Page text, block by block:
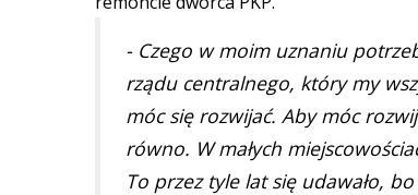
- Czego w moim uznaniu
rządu centralnego, który my
móc się rozwijać. Aby móc
równo. W małych
To przez tyle lat się udawało,